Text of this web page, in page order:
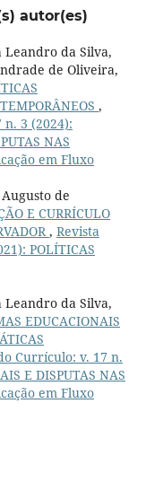
autor(es)
Leandro da Silva,
de Oliveira,
,
n. 3 (2024):
NAS
em Fluxo
de
E CURRÍCULO
, Revista
POLÍTICAS
Leandro da Silva,
EDUCACIONAIS
Currículo: v. 17 n.
E DISPUTAS NAS
em Fluxo